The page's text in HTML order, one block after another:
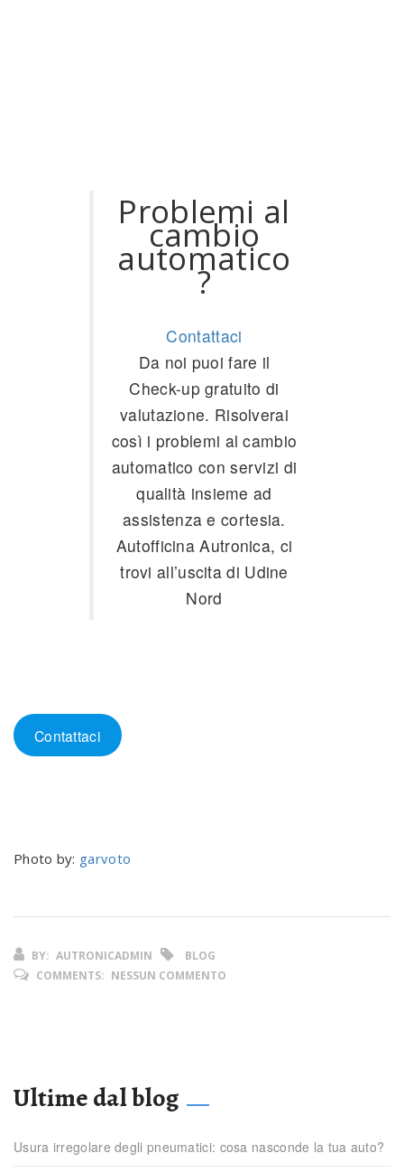
Problemi al
cambio
automatico
?
Contattaci
Da noi puoi fare il
Check-up gratuito di
valutazione. Risolverai
così i problemi al cambio
automatico con servizi di
qualità insieme ad
assistenza e cortesia.
Autofficina Autronica, ci
trovi all’uscita di Udine
Nord
Contattaci
Photo by: garvoto
BY: AUTRONICADMIN
BLOG
COMMENTS: NESSUN COMMENTO
Ultime dal blog
Usura irregolare degli pneumatici: cosa nasconde la tua auto?